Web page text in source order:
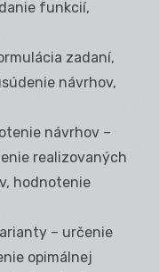
funkcií,
zadaní,
návrhov,
návrhov –
realizovaných
hodnotenie
– určenie
opimálnej